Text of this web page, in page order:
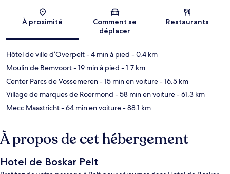
Carte
À proximité
Comment se
déplacer
Restaurants
Hôtel de ville d’Overpelt- 4 min à pied - 0.4 km
Moulin de Bemvoort- 19 min à pied - 1.7 km
Center Parcs de Vossemeren- 15 min en voiture- 16.5 km
Village de marques de Roermond - 58 min en voiture- 61.3 km
Mecc Maastricht- 64 min en voiture- 88.1 km
À propos de cet hébergement
Hotel de Boskar Pelt